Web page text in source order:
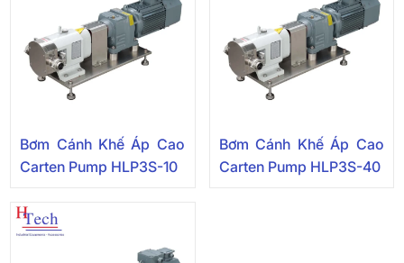
Bơm Cánh Khế Áp Cao
Carten Pump HLP3S-10
Bơm Cánh Khế Áp Cao
Carten Pump HLP3S-40